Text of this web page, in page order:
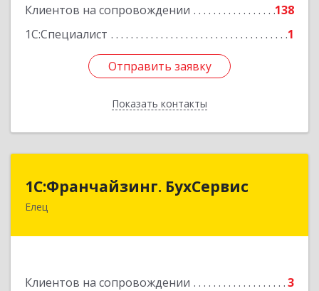
Клиентов на сопровождении
138
1С:Специалист
1
Отправить заявку
Показать контакты
Отправить заявку
Назад
1С:Франчайзинг. БухСервис
Елец
Клиентов на сопровождении 3
1С:Франчайзинг. БухСервис